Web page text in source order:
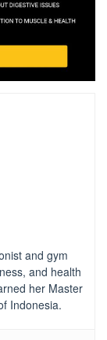
and gym
and health
her Master
Indonesia.